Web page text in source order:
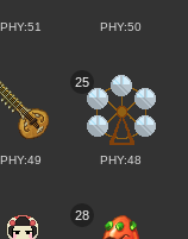
PHY:51 PHY:50
PHY:49
25
PHY:48
28